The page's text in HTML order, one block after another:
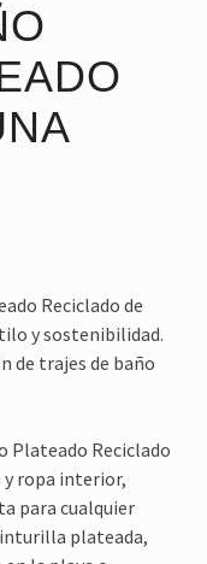
Reciclado de
y sostenibilidad.
de trajes de baño
Plateado Reciclado
ropa interior,
para cualquier
plateada,